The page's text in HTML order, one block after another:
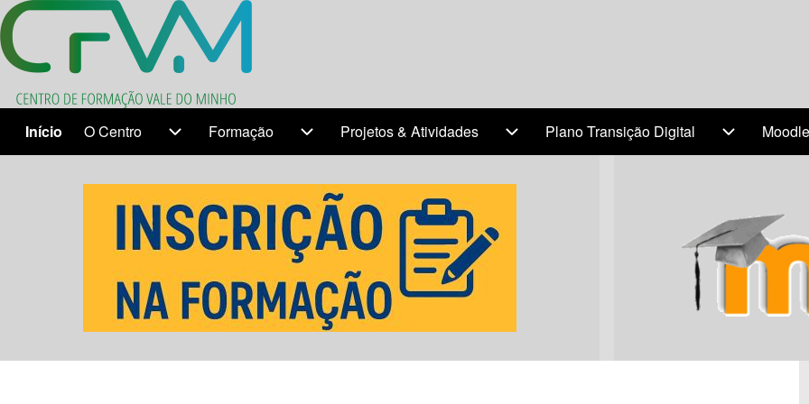
Close search
Temas
Início O Centro
O Centro sub-navigation
Formação
Formação sub-navigation
Projetos & Atividades
Projetos & Atividades sub-navigation
Plano Transição Digital Moodle
(opens